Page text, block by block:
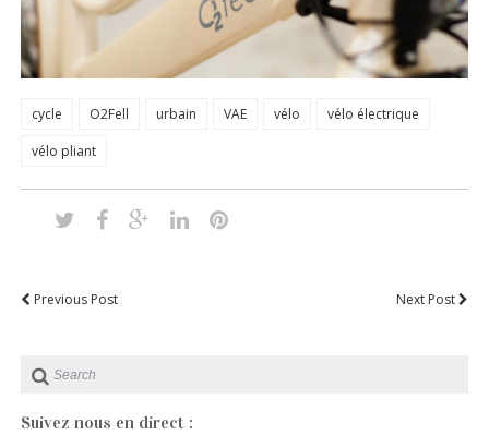
cycle O2Fell urbain VAE vélo
vélo électrique
vélo pliant
Previous Post Next Post
Suivez nous en direct :